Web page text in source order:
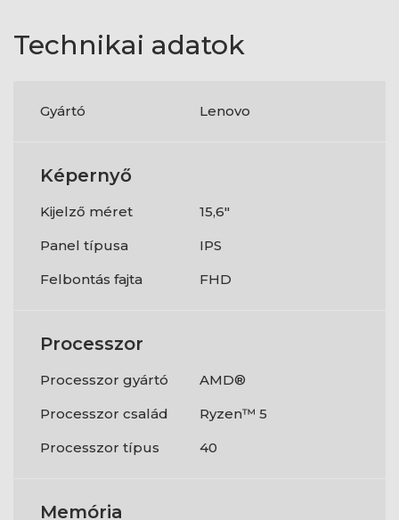
Technikai adatok
Gyártó Lenovo
Képernyő
Kijelző méret
15,6"
Panel típusa
IPS
Felbontás fajta
FHD
Processzor
Processzor gyártó
AMD®
Processzor család
Ryzen™ 5
Processzor típus
40
Memória